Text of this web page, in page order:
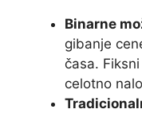
Binarne
gibanje
časa.
celotno